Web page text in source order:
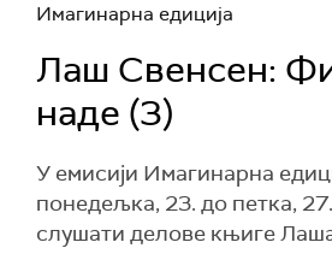
Имагинарна едиција
Лаш Свенсен:
наде (3)
У емисији Имагинарна
понедељка, 23. до петка,
слушати делове књиге